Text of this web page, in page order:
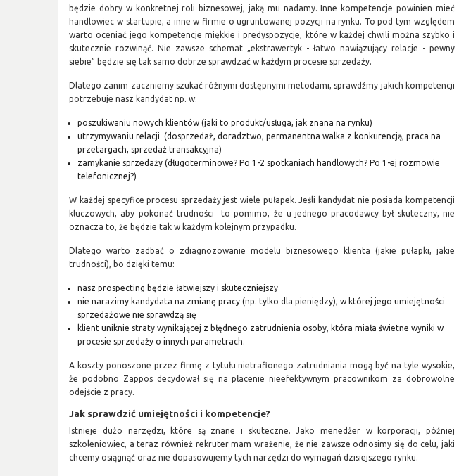
będzie dobry w konkretnej roli biznesowej, jaką mu nadamy. Inne kompetencje powinien mieć
handlowiec w startupie, a inne w firmie o ugruntowanej pozycji na rynku. To pod tym względem
warto oceniać jego kompetencje miękkie i predyspozycje, które w każdej chwili można szybko i
skutecznie rozwinąć. Nie zawsze schemat „ekstrawertyk - łatwo nawiązujący relacje - pewny
siebie” będzie się tak samo dobrze sprawdzać w każdym procesie sprzedaży.
Dlatego zanim zaczniemy szukać różnymi dostępnymi metodami, sprawdźmy jakich kompetencji
potrzebuje nasz kandydat np. w:
poszukiwaniu nowych klientów (jaki to produkt/usługa, jak znana na rynku)
utrzymywaniu relacji (dosprzedaż, doradztwo, permanentna walka z konkurencją, praca na
przetargach, sprzedaż transakcyjna)
zamykanie sprzedaży (długoterminowe? Po 1-2 spotkaniach handlowych? Po 1-ej rozmowie
telefonicznej?)
W każdej specyfice procesu sprzedaży jest wiele pułapek. Jeśli kandydat nie posiada kompetencji
kluczowych, aby pokonać trudności to pomimo, że u jednego pracodawcy był skuteczny, nie
oznacza to, że będzie tak w każdym kolejnym przypadku.
Dlatego warto zadbać o zdiagnozowanie modelu biznesowego klienta (jakie pułapki, jakie
trudności), bo dzięki temu:
nasz prospecting będzie łatwiejszy i skuteczniejszy
nie narazimy kandydata na zmianę pracy (np. tylko dla pieniędzy), w której jego umiejętności
sprzedażowe nie sprawdzą się
klient uniknie straty wynikającej z błędnego zatrudnienia osoby, która miała świetne wyniki w
procesie sprzedaży o innych parametrach.
A koszty ponoszone przez firmę z tytułu nietrafionego zatrudniania mogą być na tyle wysokie,
że podobno Zappos decydował się na płacenie nieefektywnym pracownikom za dobrowolne
odejście z pracy.
Jak sprawdzić umiejętności i kompetencje?
Istnieje dużo narzędzi, które są znane i skuteczne. Jako menedżer w korporacji, później
szkoleniowiec, a teraz również rekruter mam wrażenie, że nie zawsze odnosimy się do celu, jaki
chcemy osiągnąć oraz nie dopasowujemy tych narzędzi do wymagań dzisiejszego rynku.